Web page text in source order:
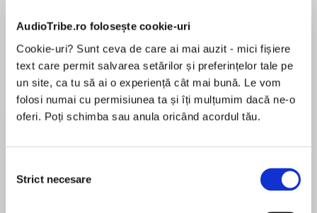
AudioTribe.ro folosește cookie-uri
Cookie-uri? Sunt ceva de care ai mai auzit - mici fișiere
text care permit salvarea setărilor și preferințelor tale pe
un site, ca tu să ai o experiență cât mai bună. Le vom
folosi numai cu permisiunea ta și îți mulțumim dacă ne-o
oferi. Poți schimba sau anula oricând acordul tău.
consimțământului
Strict necesare
Desprecarte
The #1 international bestseller reminiscent of
After I’m Gone, Sister, Before I Go to Sleep, and
The Silent Wife—an intricately plotted,
mesmerizing and powerful novel that will keep
you guessing to the very end.
În acest moment nu există recenzii